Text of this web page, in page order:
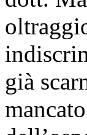
già